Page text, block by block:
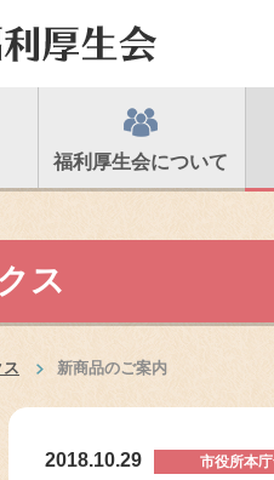
福利厚生会について
ス
新商品のご案内
2018.10.29 市役所本